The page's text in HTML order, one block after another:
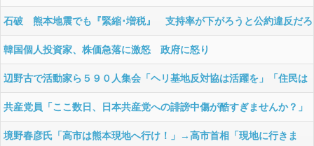
石破 熊本地震でも『緊縮･増税』 支持率が下がろうと公約違反だろ
うと増税を！
韓国個人投資家、株価急落に激怒 政府に怒り
辺野古で活動家ら５９０人集会「ヘリ基地反対協は活躍を」「住民は
間違っている」「琉球独立」「琉球複国」
共産党員「ここ数日、日本共産党への誹謗中傷が酷すぎませんか？」
境野春彦氏「高市は熊本現地へ行け！」→高市首相「現地に行きま